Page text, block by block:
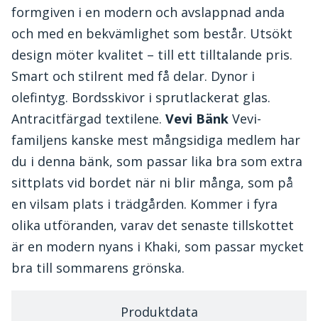
Produktdata
formgiven i en modern och avslappnad anda
och med en bekvämlighet som består. Utsökt
design möter kvalitet – till ett tilltalande pris.
Smart och stilrent med få delar. Dynor i
olefintyg. Bordsskivor i sprutlackerat glas.
Antracitfärgad textilene. Vevi Bänk
familjens kanske mest mångsidiga medlem har
du i denna bänk, som passar lika bra som extra
sittplats vid bordet när ni blir många, som på
en vilsam plats i trädgården. Kommer i fyra
olika utföranden, varav det senaste tillskottet
är en modern nyans i Khaki, som passar mycket
bra till sommarens grönska.